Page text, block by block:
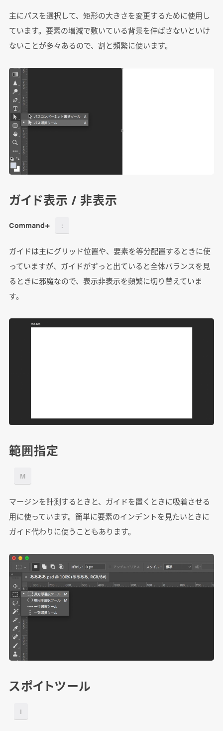
主にパスを選択して、矩形の大きさを変更するために使用し
ています。要素の増減で敷いている背景を伸ばさないといけ
ないことが多々あるので、割と頻繁に使います。
ガイド表示 / 非表示
Command+ :
ガイドは主にグリッド位置や、要素を等分配置するときに使
っていますが、ガイドがずっと出ていると全体バランスを見
るときに邪魔なので、表示非表示を頻繁に切り替えていま
す。
範囲指定
M
マージンを計測するときと、ガイドを置くときに吸着させる
用に使っています。簡単に要素のインデントを見たいときに
ガイド代わりに使うこともあります。
スポイトツール
I